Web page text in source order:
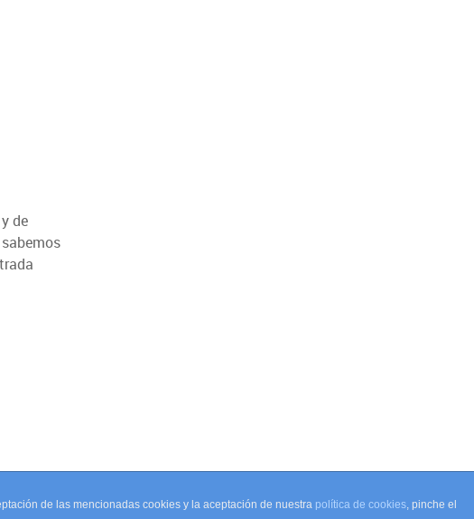
de
Powered byGantry Framework
de las mencionadas cookies y la aceptación de nuestra política de cookies, pinche el